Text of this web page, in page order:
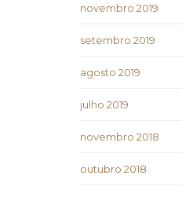
novembro 2019
setembro 2019
agosto 2019
julho 2019
novembro 2018
outubro 2018